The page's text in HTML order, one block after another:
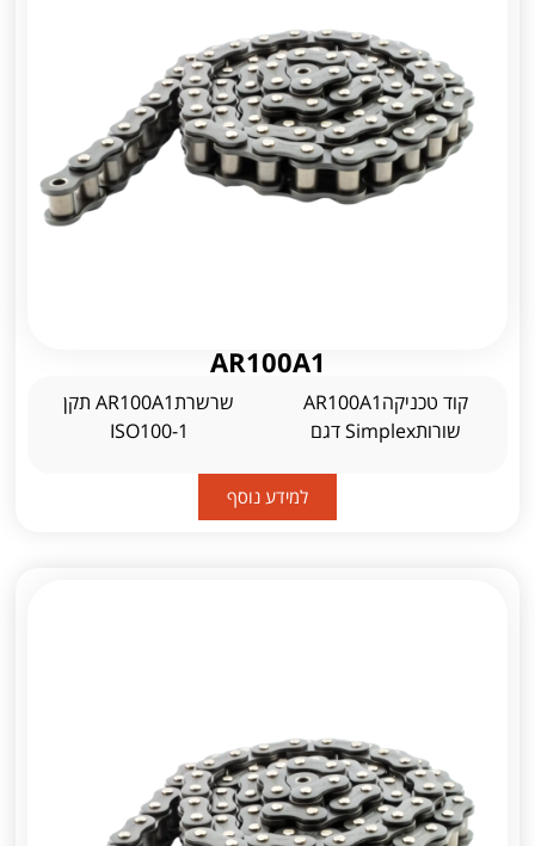
AR100A1
קוד טכניקהAR100A1
שורותSimplex דגם
שרשרתAR100A1 תקן
ISO100-1
למידע נוסף